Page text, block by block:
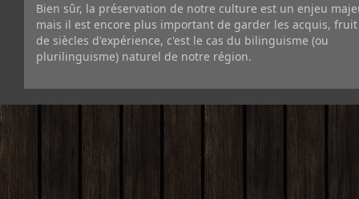
Bien sûr, la préservation de notre culture est un enjeu
mais il est encore plus important de garder les acquis, fruit
de siècles d'expérience, c'est le cas du bilinguisme (ou
plurilinguisme) naturel de notre région.